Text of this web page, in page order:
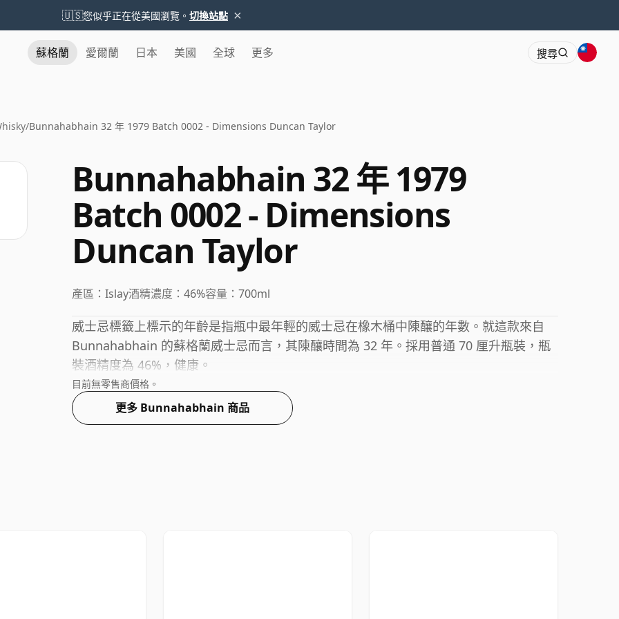
🇺🇸您似乎正在從美國瀏覽。 切換站點 ×
蘇格蘭 愛爾蘭 日本 美國 全球 更多 搜尋
/Bunnahabhain 32 年 1979 Batch 0002 - Dimensions Duncan Taylor
Bunnahabhain 32 年 1979
Batch 0002 - Dimensions
Duncan Taylor
產區： Islay酒精濃度： 46%容量： 700ml
威士忌標籤上標示的年齡是指瓶中最年輕的威士忌在橡木桶中陳釀的年數。就這款來自
Bunnahabhain 的蘇格蘭威士忌而言，其陳釀時間為 32 年。採用普通 70 厘升瓶裝，瓶
裝酒精度為 46%，健康。
目前無零售商價格。
更多 Bunnahabhain 商品